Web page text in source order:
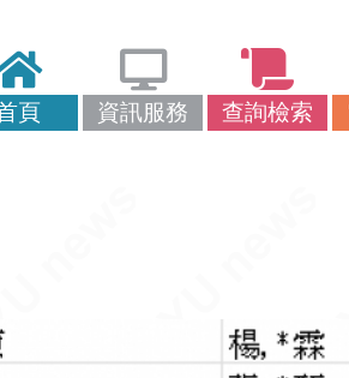
頁 資訊服務 查詢檢索